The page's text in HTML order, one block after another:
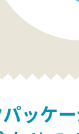
ッケ